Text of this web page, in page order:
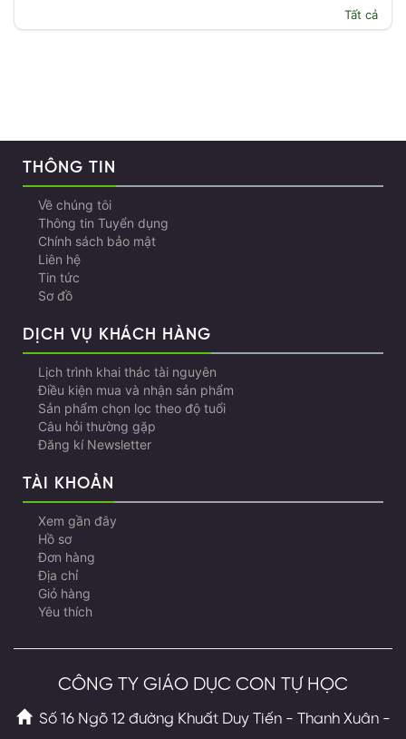
Tất cả
THÔNG TIN
Về chúng tôi
Thông tin Tuyển dụng
Chính sách bảo mật
Liên hệ
Tin tức
Sơ đồ
DỊCH VỤ KHÁCH HÀNG
Lịch trình khai thác tài nguyên
Điều kiện mua và nhận sản phẩm
Sản phẩm chọn lọc theo độ tuổi
Câu hỏi thường gặp
Đăng kí Newsletter
TÀI KHOẢN
Xem gần đây
Hồ sơ
Đơn hàng
Địa chỉ
Giỏ hàng
Yêu thích
CÔNG TY GIÁO DỤC CON TỰ HỌC
Số 16 Ngõ 12 đường Khuất Duy Tiến - Thanh Xuân -